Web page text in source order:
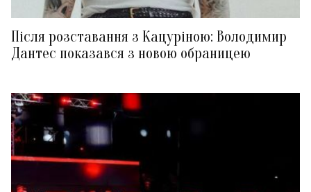
Після розставання з Кацуріною: Володимир
Дантес показався з новою обраницею